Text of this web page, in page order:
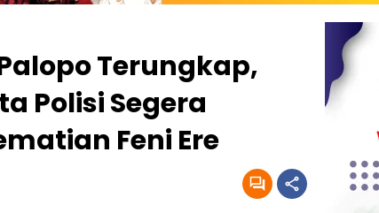
Terungkap,
Polisi Segera
Feni Ere